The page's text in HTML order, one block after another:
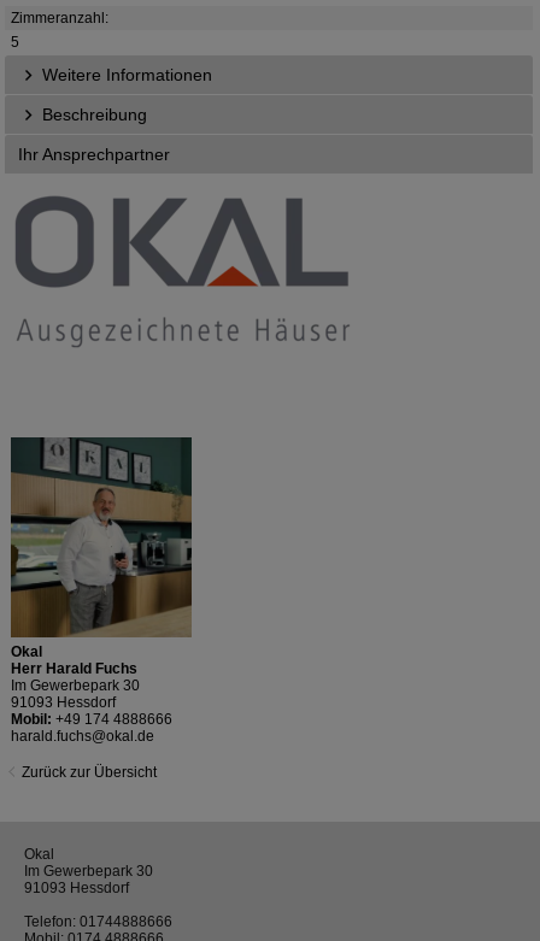
Zimmeranzahl:
5
Weitere Informationen
Beschreibung
Ihr Ansprechpartner
Okal
Herr Harald Fuchs
Im Gewerbepark 30
91093 Hessdorf
Mobil: +49 174 4888666
harald.fuchs@okal.de
Zurück zur Übersicht
Okal
Im Gewerbepark 30
91093 Hessdorf
Telefon: 01744888666